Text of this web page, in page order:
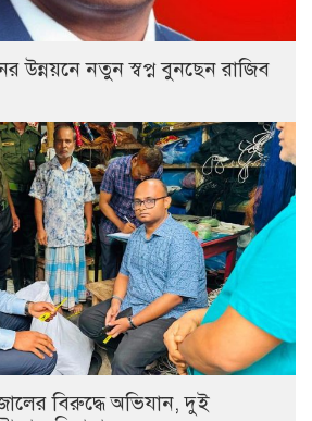
উন্নয়নে নতুন স্বপ্ন বুনছেন রাজিব
বিরুদ্ধে অভিযান, দুই